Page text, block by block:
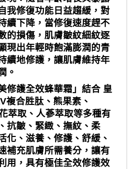
我修復功能日益趨緩，對
續下降，當修復速度趕不
的損傷，肌膚皺紋細紋逐
現出年輕時飽滿膨潤的青
續地修護，讓肌膚維持年
。
修護全效蜂華霜」結合 皇
複合胜肽、熊果素、
萃取、人蔘萃取等多種有
抗皺、緊緻、撫紋、柔
化、滋養、修護、舒緩、
補充肌膚所需養分，讓有
用，具有極佳全效修護效